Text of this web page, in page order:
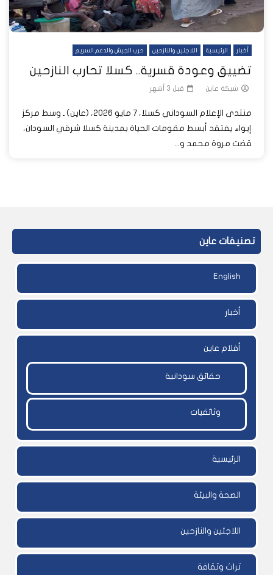
أخبار الرئيسية اللاجئين والنازحين حرب الجيش والدعم السريع
تضييق وعودة قسرية.. كسلا تحارب النازحين
شبكة عاين قبل 3 أشهر
منتدى الإعلام السوداني كسلا، 7 مايو 2026، (عاين) ـ وسط مركز
إيواء يفتقد أبسط مقومات الحياة بمدينة كسلا شرقي السودان،
قضت مروة محمد و...
تصنيفات عاين
English
أخبار
أفلام عاين
حقائق سودانية
وثائقيات
الرئيسية
الصحة والبيئة
اللاجئين والنازحين
تراث وثقافة